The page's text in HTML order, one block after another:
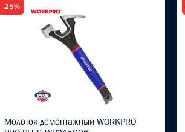
- 25%
Молоток демонтажный WORKPRO